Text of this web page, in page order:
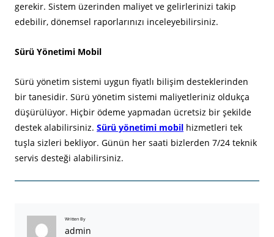
gerekir. Sistem üzerinden maliyet ve gelirlerinizi takip
edebilir, dönemsel raporlarınızı inceleyebilirsiniz.
Sürü Yönetimi Mobil
Sürü yönetim sistemi uygun fiyatlı bilişim desteklerinden
bir tanesidir. Sürü yönetim sistemi maliyetleriniz oldukça
düşürülüyor. Hiçbir ödeme yapmadan ücretsiz bir şekilde
destek alabilirsiniz. Sürü yönetimi mobil hizmetleri tek
tuşla sizleri bekliyor. Günün her saati bizlerden 7/24 teknik
servis desteği alabilirsiniz.
Written By
admin